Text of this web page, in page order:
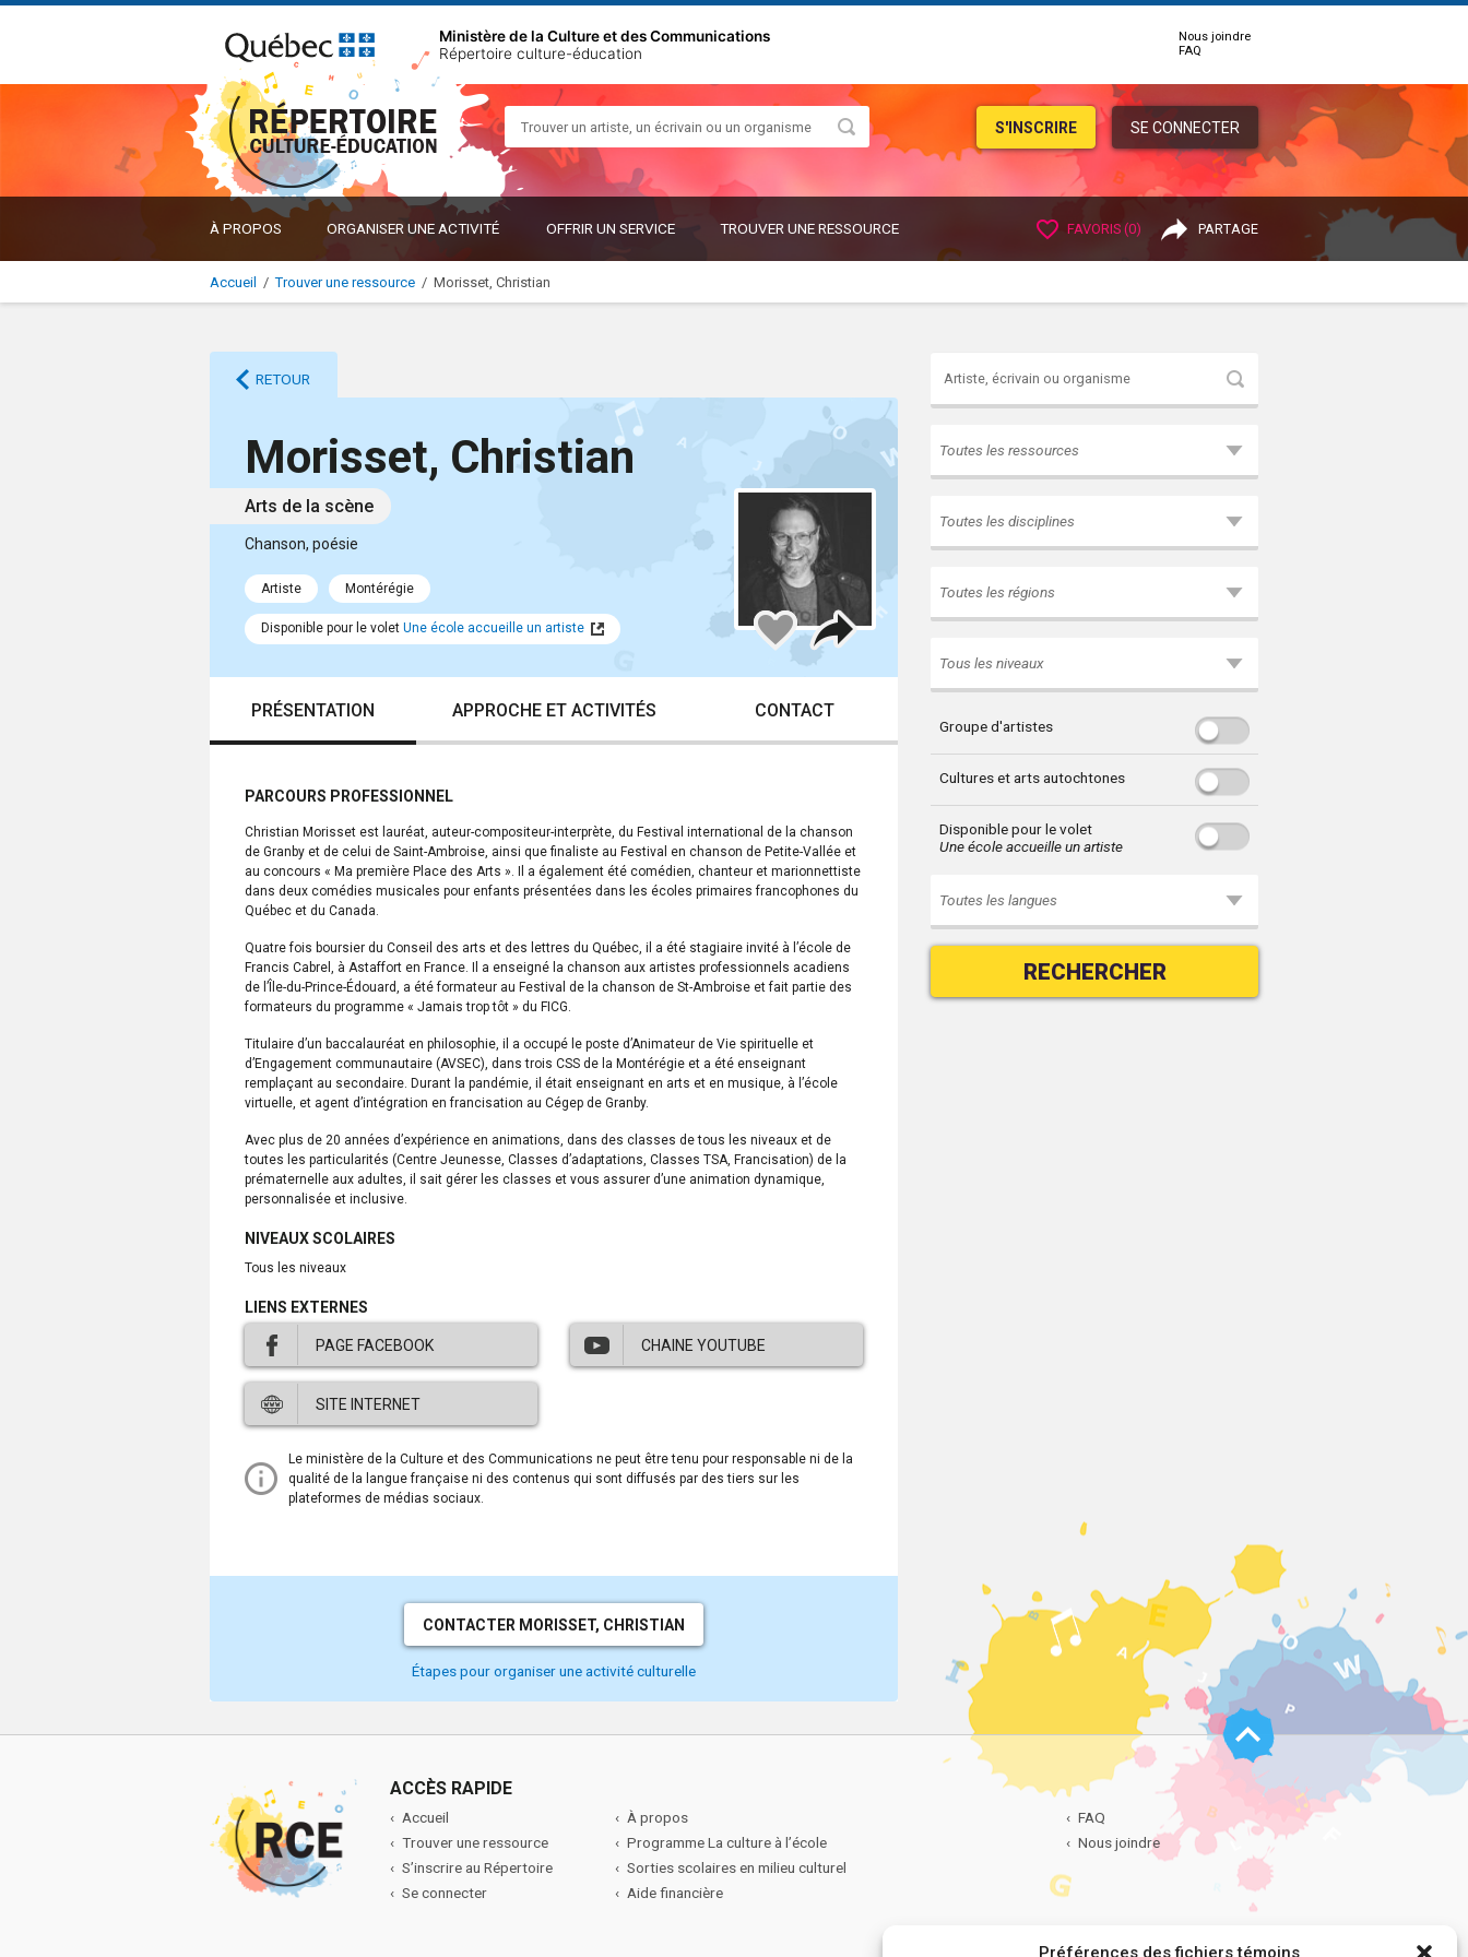
Préférences des fichiers témoins
Ministère de la Culture et des Communications
Répertoire culture-éducation
Nous joindre
FAQ
S'INSCRIRE SE CONNECTER
Rechercher
À PROPOS ORGANISER UNE ACTIVITÉ
OUVRIR
SOUS-
MENU
OFFRIR UN SERVICE
OUVRIR
SOUS-
TROUVER UNE RESSOURCE FAVORIS (0) PARTAGE
Accueil / Trouver une ressource / Morisset, Christian
RETOUR
Morisset, Christian
Arts de la scène
Chanson, poésie
Artiste Montérégie
Disponible pour le volet Une école accueille un artiste
Ajouter
à
mes
Partager
PRÉSENTATION APPROCHE ET ACTIVITÉS CONTACT
PARCOURS PROFESSIONNEL
Christian Morisset est lauréat, auteur-compositeur-interprète, du Festival international de la chanson
de Granby et de celui de Saint-Ambroise, ainsi que finaliste au Festival en chanson de Petite-Vallée et
au concours « Ma première Place des Arts ». Il a également été comédien, chanteur et marionnettiste
dans deux comédies musicales pour enfants présentées dans les écoles primaires francophones du
Québec et du Canada.
Quatre fois boursier du Conseil des arts et des lettres du Québec, il a été stagiaire invité à l’école de
Francis Cabrel, à Astaffort en France. Il a enseigné la chanson aux artistes professionnels acadiens
de l’Île-du-Prince-Édouard, a été formateur au Festival de la chanson de St-Ambroise et fait partie des
formateurs du programme « Jamais trop tôt » du FICG.
Titulaire d’un baccalauréat en philosophie, il a occupé le poste d’Animateur de Vie spirituelle et
d’Engagement communautaire (AVSEC), dans trois CSS de la Montérégie et a été enseignant
remplaçant au secondaire. Durant la pandémie, il était enseignant en arts et en musique, à l’école
virtuelle, et agent d’intégration en francisation au Cégep de Granby.
Avec plus de 20 années d’expérience en animations, dans des classes de tous les niveaux et de
toutes les particularités (Centre Jeunesse, Classes d’adaptations, Classes TSA, Francisation) de la
prématernelle aux adultes, il sait gérer les classes et vous assurer d’une animation dynamique,
personnalisée et inclusive.
NIVEAUX SCOLAIRES
tous les niveaux
LIENS EXTERNES
PAGE FACEBOOK
lien
ouvre
une
nouvelle
fenêtre.
CHAINE YOUTUBE
une
nouvelle
SITE INTERNET
lien
ouvre
Le ministère de la Culture et des Communications ne peut être tenu pour responsable ni de la
qualité de la langue française ni des contenus qui sont diffusés par des tiers sur les
plateformes de médias sociaux.
CONTACTER MORISSET, CHRISTIAN
Étapes pour organiser une activité culturelle
Rechercher
Toutes les ressources
Toutes les disciplines
Toutes les régions
Tous les niveaux
Groupe d'artistes
Cultures et arts autochtones
Disponible pour le volet
Une école accueille un artiste
Toutes les langues
RECHERCHER
Haut
de
ACCÈS RAPIDE
Accueil
Trouver une ressource
S’inscrire au Répertoire
Se connecter
À propos
Programme La culture à l’école
Sorties scolaires en milieu culturel
Aide financière
FAQ
Nous joindre